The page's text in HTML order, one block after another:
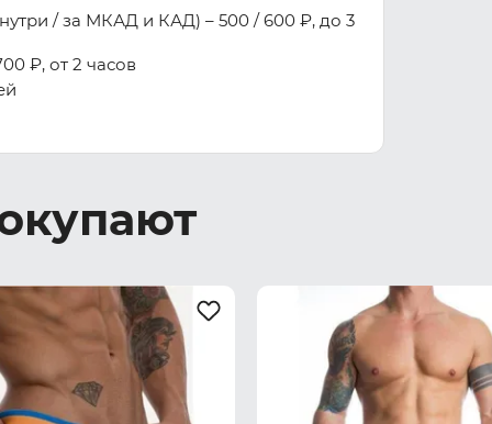
/ за МКАД и КАД) – 500 / 600 ₽, до 3
₽, от 2 часов